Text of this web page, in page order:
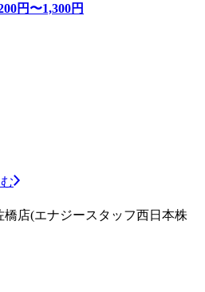
円〜1,300円
橋店(エナジースタッフ西日本株